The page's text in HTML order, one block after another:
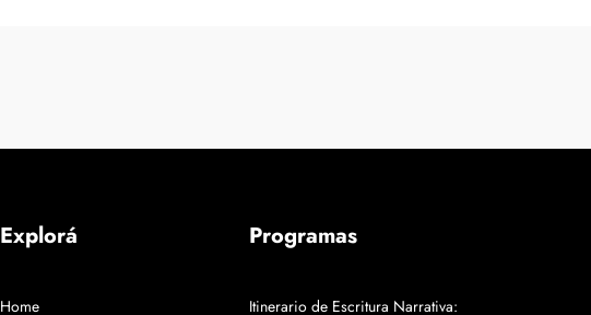
Explorá
Home
Programas
Itinerario de Escritura Narrativa: